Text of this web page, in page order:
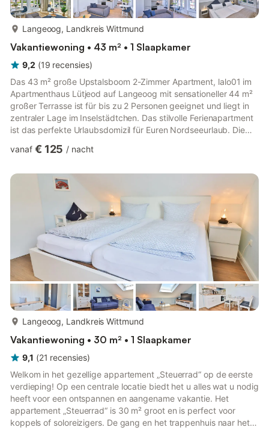
Langeoog, Landkreis Wittmund
Vakantiewoning • 43 m² • 1 Slaapkamer
9,2 (19 recensies)
Das 43 m² große Upstalsboom 2-Zimmer Apartment, lalo01 im
Apartmenthaus Lütjeod auf Langeoog mit sensationeller 44 m²
großer Terrasse ist für bis zu 2 Personen geeignet und liegt in
zentraler Lage im Inselstädtchen. Das stilvolle Ferienapartment
ist das perfekte Urlaubsdomizil für Euren Nordseeurlaub. Die
nordöstlicher Lage im Erdgeschoss des Hauses. Die Nordsee
Meter nah. In der unmittelbaren Umgebung findet ihr zahlreiche
Einkaufsmöglichketen, Bäckereien, Gastronomie sowie k...
vanaf € 125 / nacht
Langeoog, Landkreis Wittmund
Vakantiewoning • 30 m² • 1 Slaapkamer
9,1 (21 recensies)
Welkom in het gezellige appartement „Steuerrad“ op de eerste
verdieping! Op een centrale locatie biedt het u alles wat u nodig
heeft voor een ontspannen en aangename vakantie. Het
appartement „Steuerrad“ is 30 m² groot en is perfect voor
koppels of soloreizigers. De gang en het trappenhuis naar het